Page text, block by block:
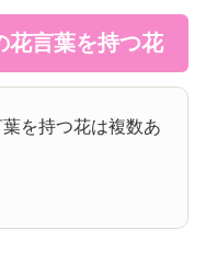
花言葉を持つ花
を持つ花は複数あ